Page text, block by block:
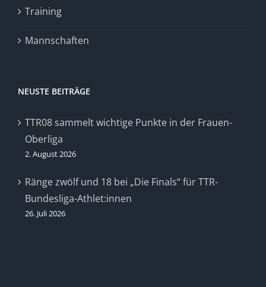
Training
Mannschaften
NEUSTE BEITRÄGE
TTR08 sammelt wichtige Punkte in der Frauen-
Oberliga
2. August 2026
Ränge zwölf und 18 bei „Die Finals“ für TTR-
Bundesliga-Athlet:innen
26. Juli 2026